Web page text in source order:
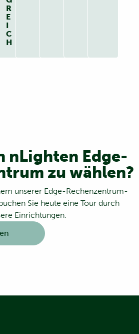
R
E
I
C
H
nLighten Edge-
zu wählen?
unserer Edge-Rechenzentrum-
Sie heute eine Tour durch
Einrichtungen.